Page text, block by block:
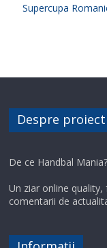
Supercupa
Despre proiect
De ce Handbal
Un ziar online
comentarii de